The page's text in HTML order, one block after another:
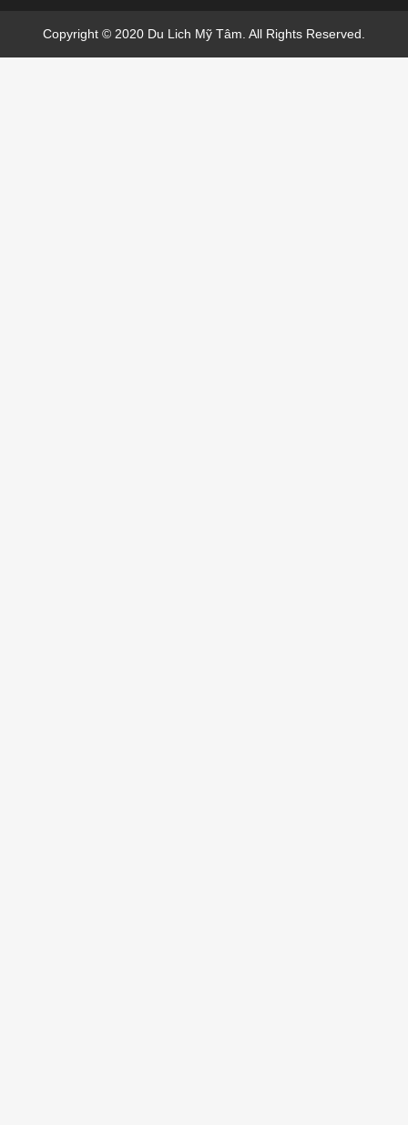
Copyright © 2020 Du Lich Mỹ Tâm. All Rights Reserved.